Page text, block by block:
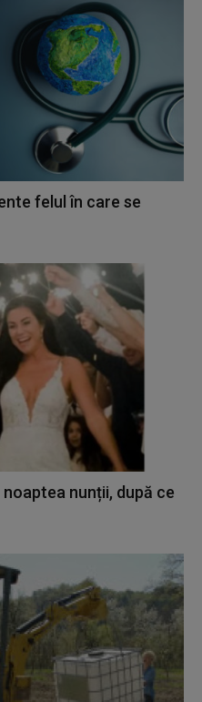
felul în care se
nunții, după ce